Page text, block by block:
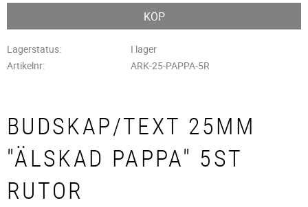
KÖP
Lagerstatus
I lager
Artikelnr
ARK-25-PAPPA-5R
BUDSKAP/TEXT 25MM
"ÄLSKAD PAPPA" 5ST
RUTOR